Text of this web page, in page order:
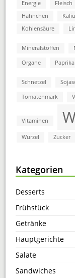
Energie Fleisch
Hähnchen
Kohlensäure
Mineralstoffen
Organe
Schnetzel
Tomatenmark
Vitaminen
Wurzel Zucker
Kategorien
Desserts
Frühstück
Getränke
Hauptgerichte
Salate
Sandwiches